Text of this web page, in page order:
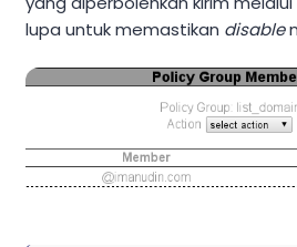
lupa untuk memastikan disable